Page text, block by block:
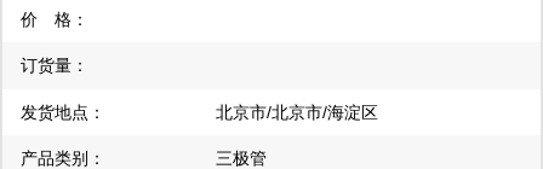
价 格：
订货量：
发货地点： 北京市/北京市/海淀区
产品类别： 三极管